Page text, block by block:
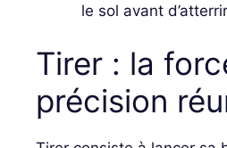
le sol avant
Tirer : la
précision